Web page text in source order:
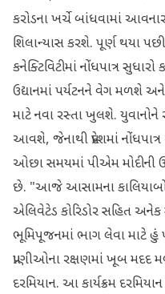
કરોડના ખર્ચે બાંધવામાં
શિલાન્યાસ કરશે. પૂર્ણ થયા
કનેક્ટિવિટીમાં નોંધપાત્ર
ઉદ્યાનમાં પર્યટનને વેગ મળશે
માટે નવા રસ્તા ખુલશે.
આવશે, જેનાથી પ્રદેશમાં
ઓછા સમયમાં પીએમ મોદીની
છે. "આજે આસામના
એલિવેટેડ કોરિડોર સહિત અનેક
ભૂમિપૂજનમાં ભાગ લેવા માટે
પ્રાણીઓના રક્ષણમાં ખૂબ મદદ
દરમિયાન. આ કાર્યક્રમ